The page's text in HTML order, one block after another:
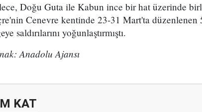
Doğu Guta ile Kabun ince bir hat üzerinde
Cenevre kentinde 23-31 Mart'ta
saldırılarını yoğunlaştırmıştı.
Anadolu Ajansı
KAT